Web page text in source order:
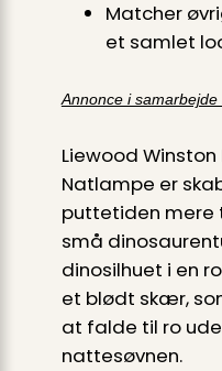
Matcher
et samlet
Annonce i samarbejde
Liewood
Natlampe er
puttetiden mere
små
dinosilhuet i en
et blødt skær,
at falde til ro
nattesøvnen.